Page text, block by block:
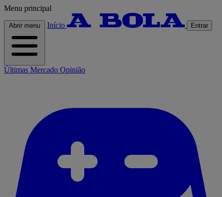
Menu principal
Abrir menu Início Entrar
Últimas Mercado Opinião